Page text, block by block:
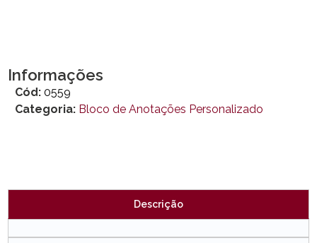
Informações
Cód: 0559
Categoria: Bloco de Anotações Personalizado
Descrição